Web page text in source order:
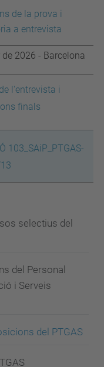
de la prova i
a entrevista
de 2026 - Barcelona
l'entrevista i
finals
103_SAiP_PTGAS-
selectius del
del Personal
i Serveis
del PTGAS